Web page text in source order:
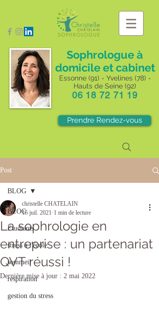
Sophrologue à
domicile et cabinet
Essonne (91) - Yvelines (78) -
Hauts de Seine (92)
06 18 72 71 19
Prendre Rendez-vous
Post
BLOG
Etudiants
stress à l'école
sommeil
respiration
gestion du stress
BLOG
La sophrologie en
entreprise : un partenariat
QVT réussi !
christelle CHATELAIN
15 juil. 2021 1 min de lecture
Dernière mise à jour : 2 mai 2022